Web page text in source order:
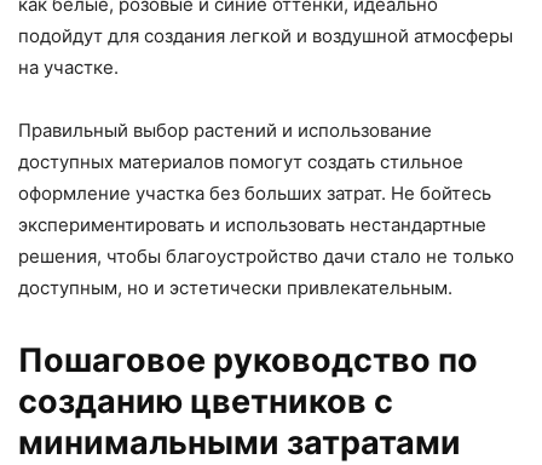
подойдут для создания легкой и воздушной атмосферы
на участке.
Правильный выбор растений и использование
доступных материалов помогут создать стильное
оформление участка без больших затрат. Не бойтесь
экспериментировать и использовать нестандартные
решения, чтобы благоустройство дачи стало не только
доступным, но и эстетически привлекательным.
Пошаговое руководство по
созданию цветников с
минимальными затратами